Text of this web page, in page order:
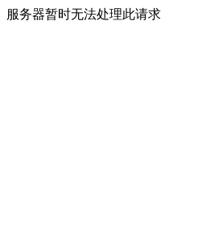
服务器暂时无法处理此请求